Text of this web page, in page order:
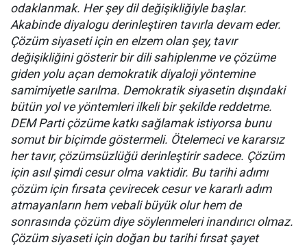
odaklanmak. Her şey dil değişikliğiyle başlar.
Akabinde diyalogu derinleştiren tavırla devam eder.
Çözüm siyaseti için en elzem olan şey, tavır
değişikliğini gösterir bir dili sahiplenme ve çözüme
giden yolu açan demokratik diyaloji yöntemine
samimiyetle sarılma. Demokratik siyasetin dışındaki
bütün yol ve yöntemleri ilkeli bir şekilde reddetme.
DEM Parti çözüme katkı sağlamak istiyorsa bunu
somut bir biçimde göstermeli. Ötelemeci ve kararsız
her tavır, çözümsüzlüğü derinleştirir sadece. Çözüm
için asıl şimdi cesur olma vaktidir. Bu tarihi adımı
çözüm için fırsata çevirecek cesur ve kararlı adım
atmayanların hem vebali büyük olur hem de
sonrasında çözüm diye söylenmeleri inandırıcı olmaz.
Çözüm siyaseti için doğan bu tarihi fırsat şayet